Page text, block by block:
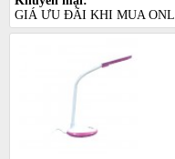
GIÁ ƯU ĐÃI KHI MUA